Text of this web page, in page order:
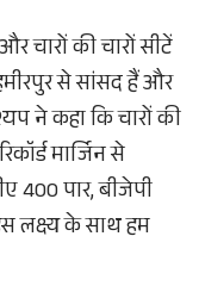
चारों की चारों सीटें
से सांसद हैं और
ने कहा कि चारों की
मार्जिन से
400 पार, बीजेपी
लक्ष्य के साथ हम